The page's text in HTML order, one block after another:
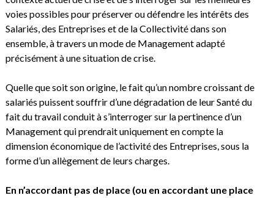
voies possibles pour préserver ou défendre les intérêts des
Salariés, des Entreprises et de la Collectivité dans son
ensemble, à travers un mode de Management adapté
précisément à une situation de crise.
Quelle que soit son origine, le fait qu’un nombre croissant de
salariés puissent souffrir d’une dégradation de leur Santé du
fait du travail conduit à s’interroger sur la pertinence d’un
Management qui prendrait uniquement en compte la
dimension économique de l’activité des Entreprises, sous la
forme d’un allègement de leurs charges.
En n’accordant pas de place (ou en accordant une place